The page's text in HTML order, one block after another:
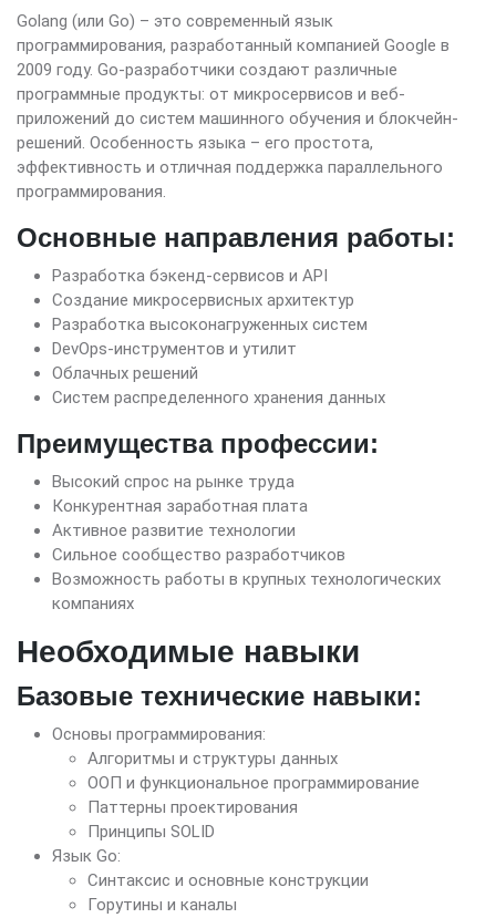
Golang (или Go) – это современный язык
программирования, разработанный компанией Google в
2009 году. Go-разработчики создают различные
программные продукты: от микросервисов и веб-
приложений до систем машинного обучения и блокчейн-
решений. Особенность языка – его простота,
эффективность и отличная поддержка параллельного
программирования.
Основные направления работы:
Разработка бэкенд-сервисов и API
Создание микросервисных архитектур
Разработка высоконагруженных систем
DevOps-инструментов и утилит
Облачных решений
Систем распределенного хранения данных
Преимущества профессии:
Высокий спрос на рынке труда
Конкурентная заработная плата
Активное развитие технологии
Сильное сообщество разработчиков
Возможность работы в крупных технологических
компаниях
Необходимые навыки
Базовые технические навыки:
Основы программирования:
Алгоритмы и структуры данных
ООП и функциональное программирование
Паттерны проектирования
Принципы SOLID
Язык Go:
Синтаксис и основные конструкции
Горутины и каналы